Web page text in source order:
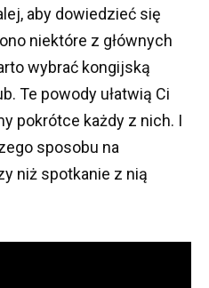
aby dowiedzieć się
niektóre z głównych
wybrać kongijską
Te powody ułatwią Ci
pokrótce każdy z nich. I
sposobu na
niż spotkanie z nią